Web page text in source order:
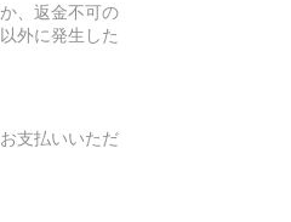
、返金不可の
外に発生した
支払いいただ